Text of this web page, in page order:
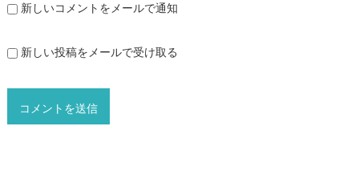
新しいコメントをメールで通知
新しい投稿をメールで受け取る